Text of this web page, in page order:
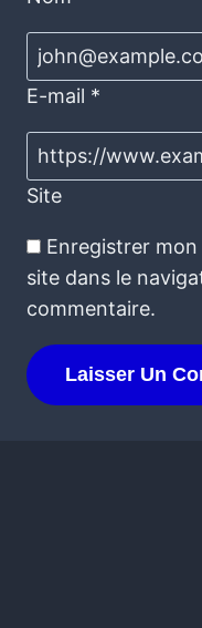
E-mail *
Site
Enregistrer
site dans le
commentaire.